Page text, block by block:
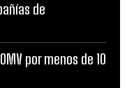
de
por menos de 10